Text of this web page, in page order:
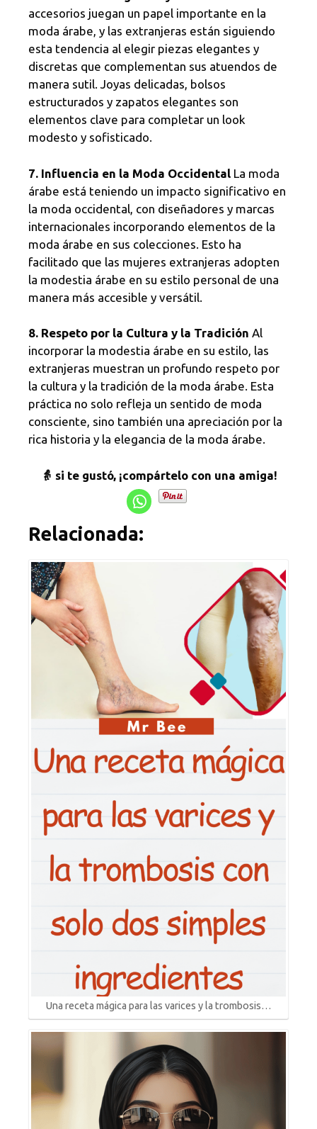
accesorios juegan un papel importante en la
moda árabe, y las extranjeras están siguiendo
esta tendencia al elegir piezas elegantes y
discretas que complementan sus atuendos de
manera sutil. Joyas delicadas, bolsos
estructurados y zapatos elegantes son
elementos clave para completar un look
modesto y sofisticado.
7. Influencia en la Moda Occidental La moda
árabe está teniendo un impacto significativo en
la moda occidental, con diseñadores y marcas
internacionales incorporando elementos de la
moda árabe en sus colecciones. Esto ha
facilitado que las mujeres extranjeras adopten
la modestia árabe en su estilo personal de una
manera más accesible y versátil.
8. Respeto por la Cultura y la Tradición Al
incorporar la modestia árabe en su estilo, las
extranjeras muestran un profundo respeto por
la cultura y la tradición de la moda árabe. Esta
práctica no solo refleja un sentido de moda
consciente, sino también una apreciación por la
rica historia y la elegancia de la moda árabe.
👵 si te gustó, ¡compártelo con una amiga!
Relacionada:
Una receta mágica para las varices y la trombosis…